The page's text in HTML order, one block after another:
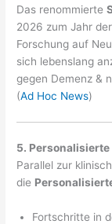
Das renommierte
2026 zum Jahr der
Forschung auf
sich lebenslang
gegen Demenz &
(Ad Hoc News)
5.
Parallel zur
die
Fortschritte in